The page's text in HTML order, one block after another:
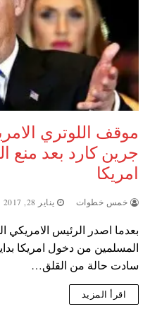
موقف اللوتري
جرين كارد بعد
امريكا
خمس خطوات يناير 28, 2017
بعدما اصدر الرئيس الامريكي
سادت حالة من القلق…
اقرأ المزيد